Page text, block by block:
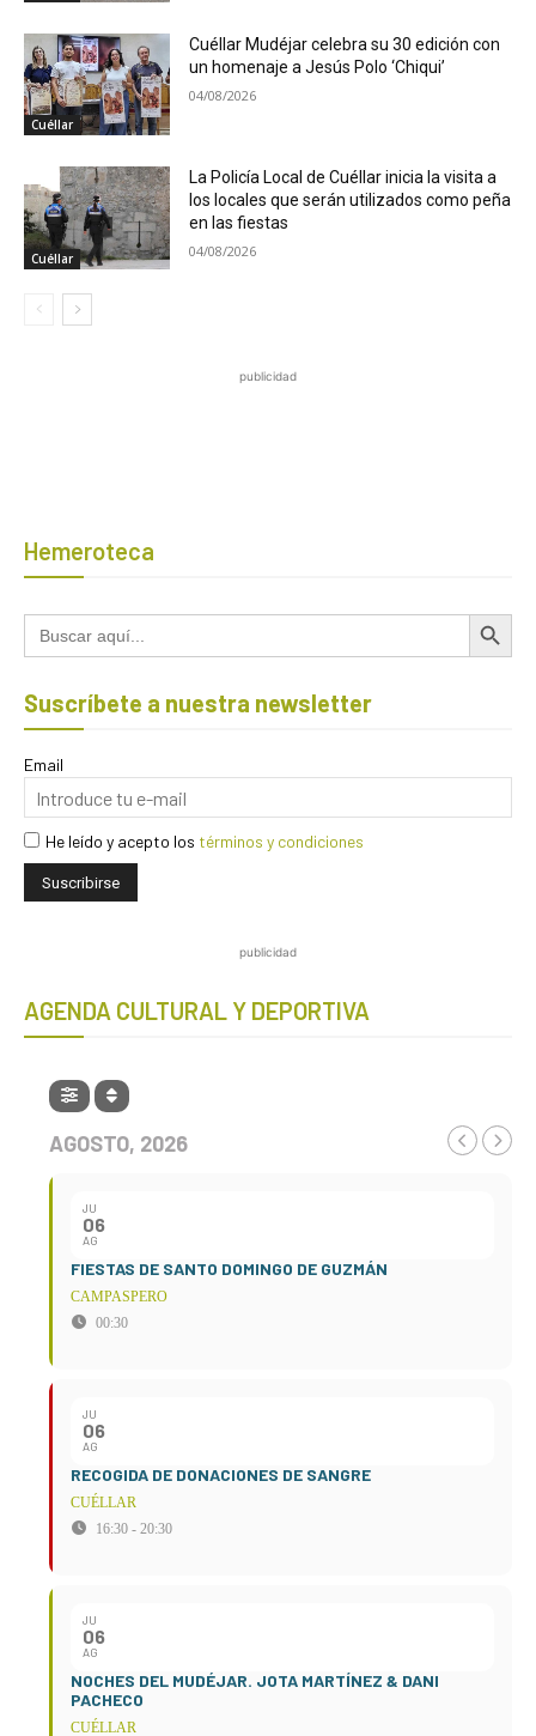
Cuéllar
Cuéllar Mudéjar celebra su 30 edición con
un homenaje a Jesús Polo ‘Chiqui’
04/08/2026
Cuéllar
La Policía Local de Cuéllar inicia la visita a
los locales que serán utilizados como peña
en las fiestas
04/08/2026
publicidad
Hemeroteca
Buscar: Botón de
Suscríbete a nuestra newsletter
Email
He leído y acepto los términos y condiciones
publicidad
AGENDA CULTURAL Y DEPORTIVA
AGOSTO, 2026
JU
06
AG
FIESTAS DE SANTO DOMINGO DE GUZMÁN
CAMPASPERO
00:30
JU
06
AG
RECOGIDA DE DONACIONES DE SANGRE
CUÉLLAR
16:30 - 20:30
JU
06
AG
NOCHES DEL MUDÉJAR. JOTA MARTÍNEZ & DANI
PACHECO
CUÉLLAR